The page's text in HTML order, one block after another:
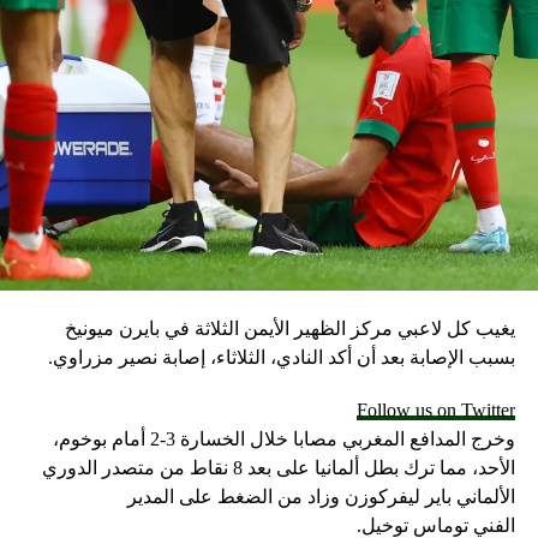
يغيب كل لاعبي مركز الظهير الأيمن الثلاثة في بايرن ميونيخ
بسبب الإصابة بعد أن أكد النادي، الثلاثاء، إصابة نصير مزراوي.
Follow us on Twitter
وخرج المدافع المغربي مصابا خلال الخسارة 3-2 أمام بوخوم،
الأحد، مما ترك بطل ألمانيا على بعد 8 نقاط من متصدر الدوري
الألماني باير ليفركوزن وزاد من الضغط على المدير
الفني توماس توخيل.